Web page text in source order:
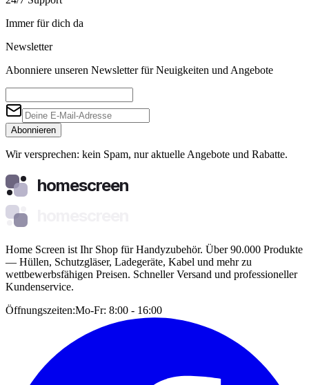
Immer für dich da
Newsletter
Abonniere unseren Newsletter für Neuigkeiten und Angebote
Abonnieren
Wir versprechen: kein Spam, nur aktuelle Angebote und Rabatte.
homescreen
Home Screen ist Ihr Shop für Handyzubehör. Über 90.000 Produkte
— Hüllen, Schutzgläser, Ladegeräte, Kabel und mehr zu
wettbewerbsfähigen Preisen. Schneller Versand und professioneller
Kundenservice.
Öffnungszeiten:Mo-Fr: 8:00 - 16:00